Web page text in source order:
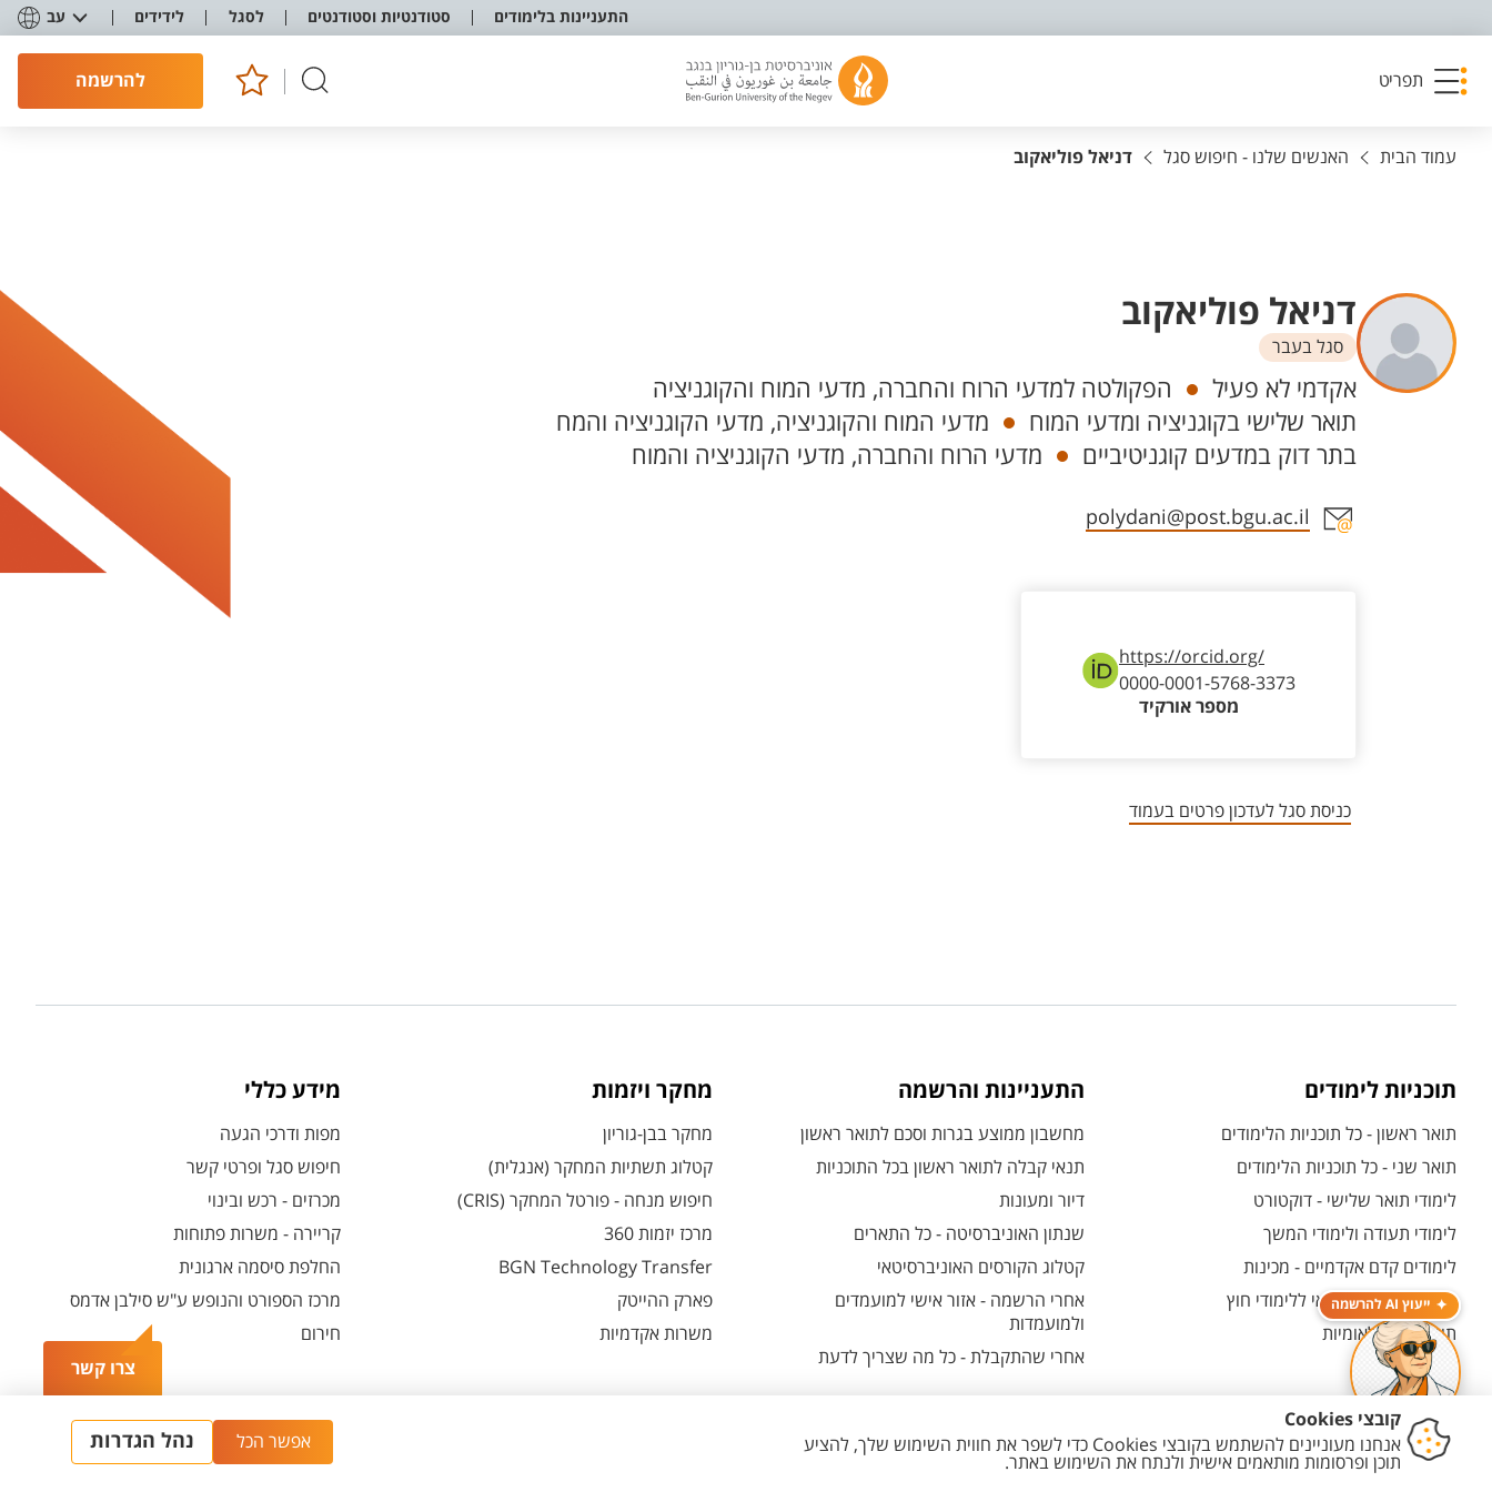
התעניינות בלימודים סטודנטיות וסטודנטים לסגל לידידים עב
תפריט להרשמה
צרו קשר
ייעוץ AI להרשמה
עמוד הבית האנשים שלנו - חיפוש סגל דניאל פוליאקוב
דניאל פוליאקוב
סגל בעבר
יחידות
אקדמי לא פעיל
הפקולטה למדעי הרוח והחברה, מדעי המוח והקוגניציה
תואר שלישי בקוגניציה ומדעי המוח
מדעי המוח והקוגניציה, מדעי הקוגניציה והמח
בתר דוק במדעים קוגניטיביים
מדעי הרוח והחברה, מדעי הקוגניציה והמוח
אזור צור קשר עם איש הסגל
polydani@post.bgu.ac.il
https://orcid.org/
0000-0001-5768-3373
מספר אורקיד
כניסת סגל לעדכון פרטים בעמוד
תוכניות לימודים
תואר ראשון - כל תוכניות הלימודים
תואר שני - כל תוכניות הלימודים
לימודי תואר שלישי - דוקטורט
לימודי תעודה ולימודי המשך
לימודים קדם אקדמיים - מכינות
המרכז האוניברסיטאי ללימודי חוץ
תוכניות בין-לאומיות
התעניינות והרשמה
מחשבון ממוצע בגרות וסכם לתואר ראשון
תנאי קבלה לתואר ראשון בכל התוכניות
דיור ומעונות
שנתון האוניברסיטה - כל התארים
קטלוג הקורסים האוניברסיטאי
אחרי הרשמה - אזור אישי למועמדים
ולמועמדות
אחרי שהתקבלת - כל מה שצריך לדעת
מחקר ויזמות
מחקר בבן-גוריון
קטלוג תשתיות המחקר (אנגלית)
חיפוש מנחה - פורטל המחקר (CRIS)
מרכז יזמות 360
BGN Technology Transfer
פארק ההייטק
משרות אקדמיות
מידע כללי
מפות ודרכי הגעה
חיפוש סגל ופרטי קשר
מכרזים - רכש ובינוי
קריירה - משרות פתוחות
החלפת סיסמה ארגונית
מרכז הספורט והנופש ע"ש סילבן אדמס
חירום